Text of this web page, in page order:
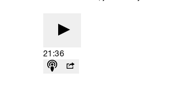
21:36